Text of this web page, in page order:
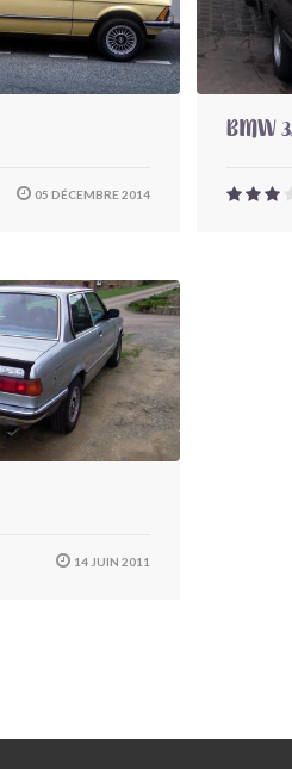
05 DÉCEMBRE 2014
BMW
14 JUIN 2011